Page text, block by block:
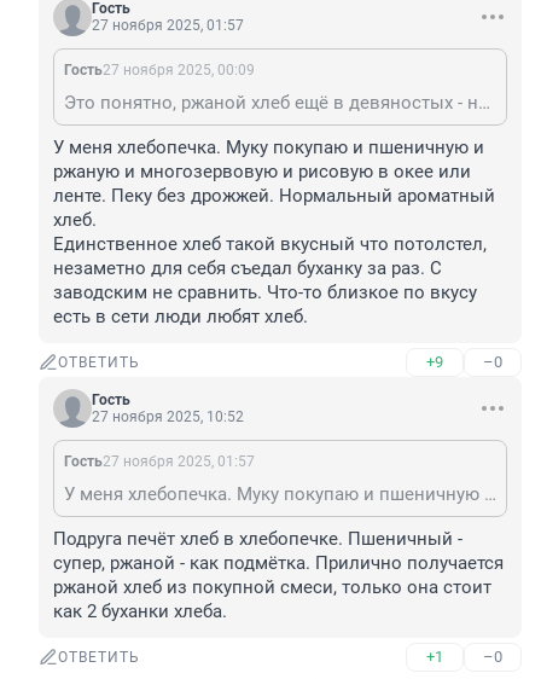
Гость
27 ноября 2025, 01:57
Гость27 ноября 2025, 00:09
Это понятно, ржаной хлеб ещё в девяностых - начале двухтысячных стало тяжело есть, он как мусор и не ароматный, как в СССР. В семидесятые ржаной покупал - от него сразу хочется кусок оторвать, аромат голову кружит, мягкий и вкусный. Потом стал, как-будто из опилок с песком. Рожь дешевая, не выгодно? Урожайность низкая? Хотя бы уж дороже продавали, чего там не выгодно. И пшеничной муки нормальной нет, попробуй найди в продаже. Сколько раз уже писали, кто хлебопечением занимается - даже пшеницу более-менее нормальную найти не может, зерно даже на фураж не годится. Нормальное зерно на экспорт уходит, потому что выгодно экспортировать. Даже в Украину, которая сама зерно экспортирует.
У меня хлебопечка. Муку покупаю и пшеничную и
ржаную и многозервовую и рисовую в окее или
ленте. Пеку без дрожжей. Нормальный ароматный
хлеб.
Единственное хлеб такой вкусный что потолстел,
незаметно для себя съедал буханку за раз. С
заводским не сравнить. Что-то близкое по вкусу
есть в сети люди любят хлеб.
ОТВЕТИТЬ +9 –0
Гость
27 ноября 2025, 10:52
Гость27 ноября 2025, 01:57
У меня хлебопечка. Муку покупаю и пшеничную и ржаную и многозервовую и рисовую в окее или ленте. Пеку без дрожжей. Нормальный ароматный хлеб. Единственное хлеб такой вкусный что потолстел, незаметно для себя съедал буханку за раз. С заводским не сравнить. Что-то близкое по вкусу есть в сети люди любят хлеб.
Подруга печёт хлеб в хлебопечке. Пшеничный -
супер, ржаной - как подмётка. Прилично получается
ржаной хлеб из покупной смеси, только она стоит
как 2 буханки хлеба.
ОТВЕТИТЬ +1 –0